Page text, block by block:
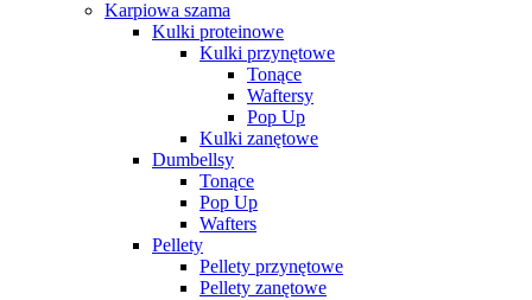
Karpiowa szama
Kulki proteinowe
Kulki przynętowe
Tonące
Waftersy
Pop Up
Kulki zanętowe
Dumbellsy
Tonące
Pop Up
Wafters
Pellety
Pellety przynętowe
Pellety zanętowe